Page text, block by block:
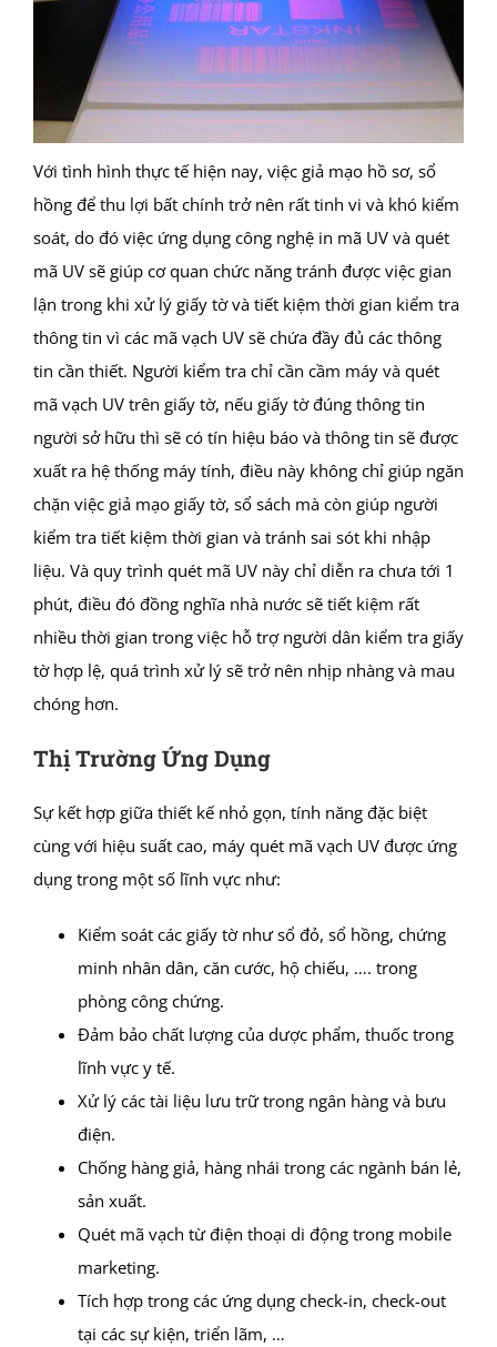
Với tình hình thực tế hiện nay, việc giả mạo hồ sơ, sổ
hồng để thu lợi bất chính trở nên rất tinh vi và khó kiểm
soát, do đó việc ứng dụng công nghệ in mã UV và quét
mã UV sẽ giúp cơ quan chức năng tránh được việc gian
lận trong khi xử lý giấy tờ và tiết kiệm thời gian kiểm tra
thông tin vì các mã vạch UV sẽ chứa đầy đủ các thông
tin cần thiết. Người kiểm tra chỉ cần cầm máy và quét
mã vạch UV trên giấy tờ, nếu giấy tờ đúng thông tin
người sở hữu thì sẽ có tín hiệu báo và thông tin sẽ được
xuất ra hệ thống máy tính, điều này không chỉ giúp ngăn
chặn việc giả mạo giấy tờ, sổ sách mà còn giúp người
kiểm tra tiết kiệm thời gian và tránh sai sót khi nhập
liệu. Và quy trình quét mã UV này chỉ diễn ra chưa tới 1
phút, điều đó đồng nghĩa nhà nước sẽ tiết kiệm rất
nhiều thời gian trong việc hỗ trợ người dân kiểm tra giấy
tờ hợp lệ, quá trình xử lý sẽ trở nên nhịp nhàng và mau
chóng hơn.
Thị Trường Ứng Dụng
Sự kết hợp giữa thiết kế nhỏ gọn, tính năng đặc biệt
cùng với hiệu suất cao, máy quét mã vạch UV được ứng
dụng trong một số lĩnh vực như:
Kiểm soát các giấy tờ như sổ đỏ, sổ hồng, chứng
minh nhân dân, căn cước, hộ chiếu, …. trong
phòng công chứng.
Đảm bảo chất lượng của dược phẩm, thuốc trong
lĩnh vực y tế.
Xử lý các tài liệu lưu trữ trong ngân hàng và bưu
điện.
Chống hàng giả, hàng nhái trong các ngành bán lẻ,
sản xuất.
Quét mã vạch từ điện thoại di động trong mobile
marketing.
Tích hợp trong các ứng dụng check-in, check-out
tại các sự kiện, triển lãm, …